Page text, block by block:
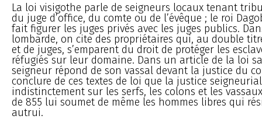
La loi visigothe parle de seigneurs locaux tenant
du juge d’office, du comte ou de l’évêque ; le roi
fait figurer les juges privés avec les juges publics.
lombarde, on cite des propriétaires qui, au double
et de juges, s’emparent du droit de protéger les
réfugiés sur leur domaine. Dans un article de la loi
seigneur répond de son vassal devant la justice du
conclure de ces textes de loi que la justice
indistinctement sur les serfs, les colons et les
de 855 lui soumet de même les hommes libres qui
autrui.